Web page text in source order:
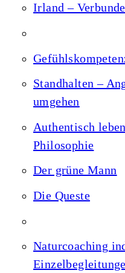
Irland –
Standhalten –
umgehen
Authentisch
Philosophie
Der grüne Mann
Die Queste
Naturcoaching